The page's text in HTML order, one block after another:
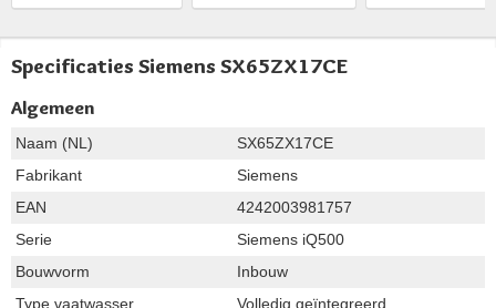
Specificaties Siemens SX65ZX17CE
Algemeen
Naam (NL)
SX65ZX17CE
Fabrikant
Siemens
EAN
4242003981757
Serie
Siemens iQ500
Bouwvorm
Inbouw
Type vaatwasser
Volledig geïntegreerd